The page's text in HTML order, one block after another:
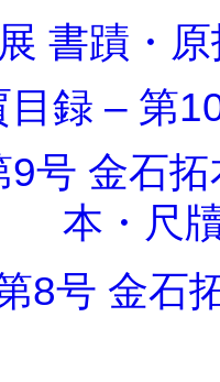
書蹟・
目録 – 第
号 金石
本・尺
8号 金石